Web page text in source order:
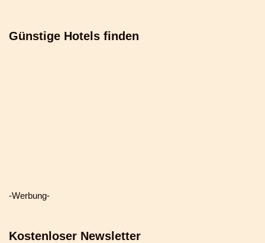
Günstige Hotels finden
-Werbung-
Kostenloser Newsletter